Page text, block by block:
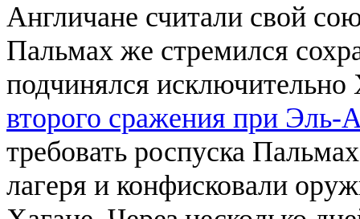
Англичане считали свой
Пальмах же стремился
подчинялся
второго сражения при Эль-
требовать роспуска
лагеря и конфисковали